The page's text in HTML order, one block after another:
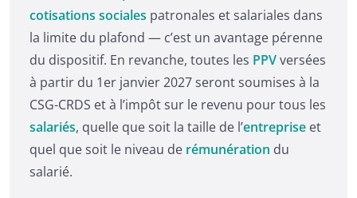
cotisations sociales patronales et salariales dans
la limite du plafond — c’est un avantage pérenne
du dispositif. En revanche, toutes les PPVversées
à partir du 1er janvier 2027 seront soumises à la
CSG-CRDS et à l’impôt sur le revenu pour tous les
salariés, quelle que soit la taille de l’entreprise et
quel que soit le niveau de rémunération du
salarié.